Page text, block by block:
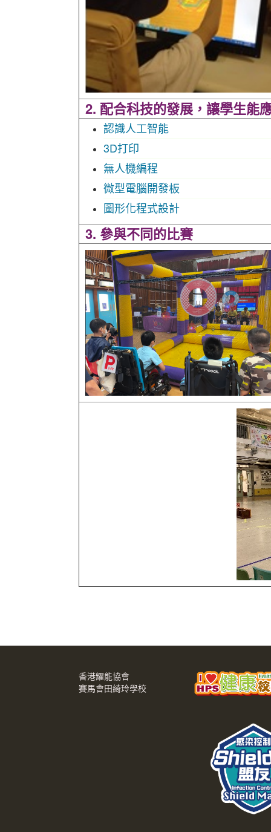
2. 配合科技的發展，讓學生能
認識人工智能
3D打印
無人機編程
微型電腦開發板
圖形化程式設計
3. 參與不同的比賽
香港耀能協會
賽馬會田綺玲學校